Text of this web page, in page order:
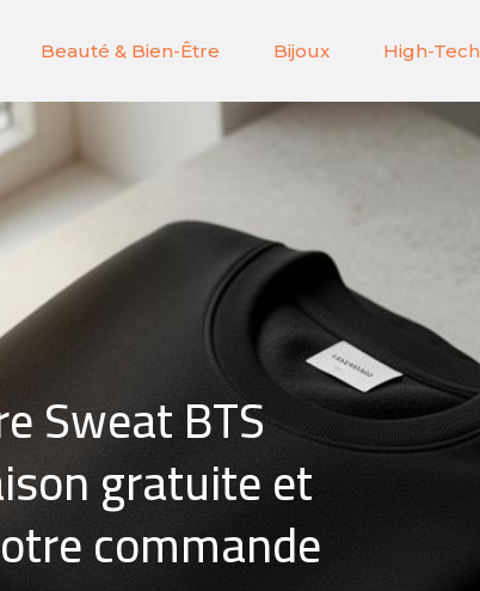
Beauté & Bien-Être Bijoux High-Tech
Sweat BTS
gratuite et
commande